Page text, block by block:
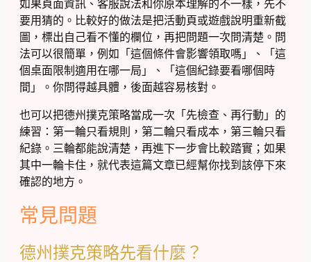
如果頁面資訊、客服說法和你原本理解的不一樣，先不
要用猜的。比較好的做法是把活動頁或遊戲說明重新截
圖，標出自己看不懂的欄位，再把問題一次問清楚。問
法可以很簡單，例如「這個條件會影響領取嗎」、「這
個桌面限制適用在哪一局」、「這個紀錄要看哪個時
間」。你問得越具體，後面越容易核對。
也可以把德州撲克策略當成一次「先檢查、再行動」的
練習：第一輪只看規則，第二輪只看成本，第三輪只看
紀錄。三輪都能說清楚，再進下一步會比較踏實；如果
其中一輪卡住，就代表這篇文章已經幫你找到該停下來
確認的地方。
常見問題
德州撲克策略先看什麼？